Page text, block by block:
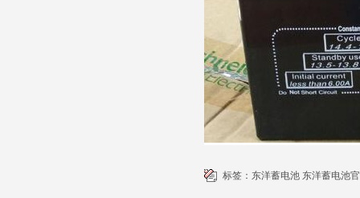
标签： 东洋蓄电池 东洋蓄电池